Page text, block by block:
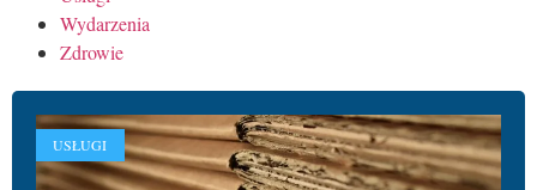
Wydarzenia
Zdrowie
USŁUGI